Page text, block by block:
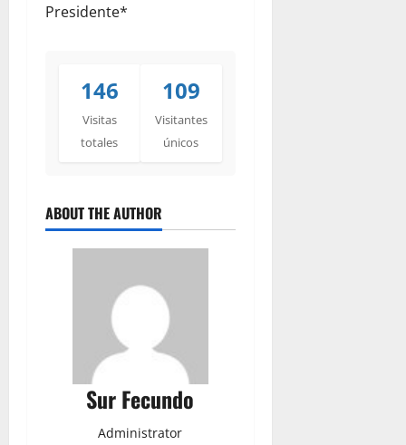
Presidente*
146
Visitas
totales
109
Visitantes
únicos
ABOUT THE AUTHOR
Sur Fecundo
Administrator